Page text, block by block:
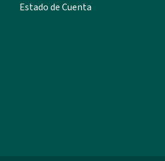
Estado de Cuenta